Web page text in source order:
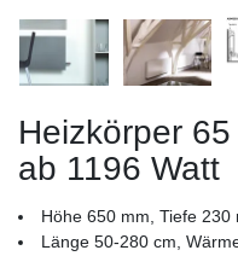
Heizkörper
ab 1196 Watt
Höhe 650 mm, Tiefe 230
Länge 50-280 cm,